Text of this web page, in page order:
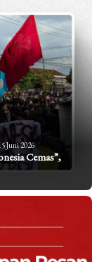
Juni 2026
Cemas”,